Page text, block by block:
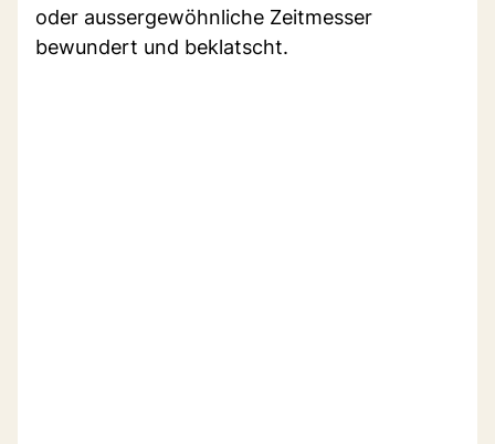
oder aussergewöhnliche Zeitmesser
bewundert und beklatscht.